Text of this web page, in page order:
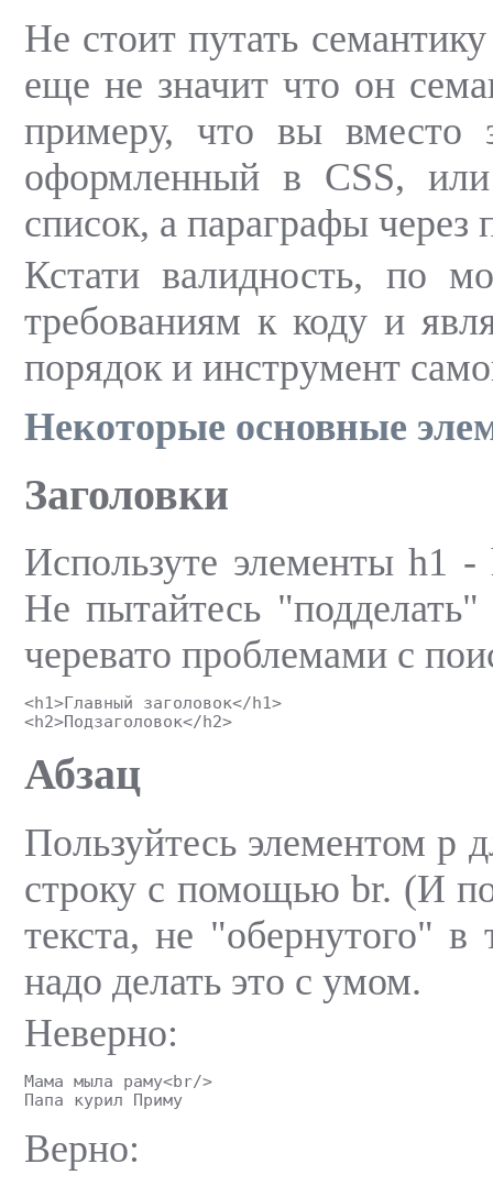
Не стоит путать
еще не значит что он
примеру, что вы вместо
оформленный в CSS,
список, а параграфы через
Кстати валидность, по
требованиям к коду и
порядок и инструмент
Некоторые основные
Заголовки
Используте элементы h1 -
Не пытайтесь
черевато проблемами с
<h1>Главный заголовок</h1>
<h2>Подзаголовок</h2>
Абзац
Пользуйтесь элементом p
строку с помощью br. (И
текста, не "обернутого"
надо делать это с умом.
Неверно:
Мама мыла раму<br/>
Папа курил Приму
Верно: